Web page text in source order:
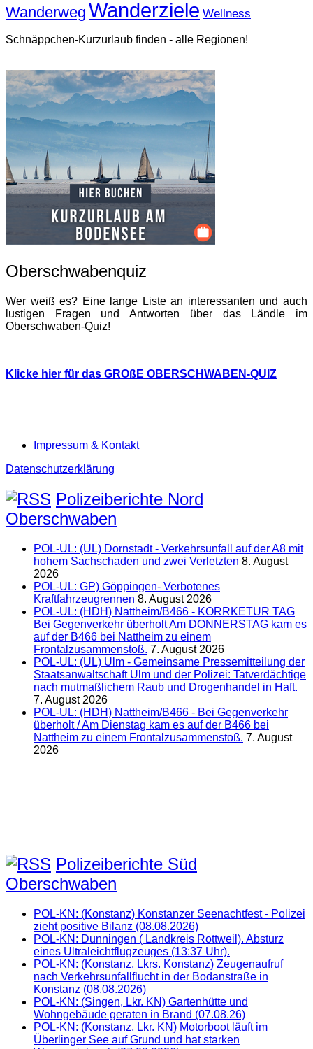
Wanderweg Wanderziele Wellness
Schnäppchen-Kurzurlaub finden - alle Regionen!
Oberschwabenquiz
Wer weiß es? Eine lange Liste an interessanten und auch
lustigen Fragen und Antworten über das Ländle im
Oberschwaben-Quiz!
Klicke hier für das GROßE OBERSCHWABEN-QUIZ
Impressum & Kontakt
Datenschutzerklärung
Polizeiberichte Nord
Oberschwaben
POL-UL: (UL) Dornstadt - Verkehrsunfall auf der A8 mit
hohem Sachschaden und zwei Verletzten 8. August
2026
POL-UL: GP) Göppingen- Verbotenes
Kraftfahrzeugrennen 8. August 2026
POL-UL: (HDH) Nattheim/B466 - KORRKETUR TAG
Bei Gegenverkehr überholt Am DONNERSTAG kam es
auf der B466 bei Nattheim zu einem
Frontalzusammenstoß. 7. August 2026
POL-UL: (UL) Ulm - Gemeinsame Pressemitteilung der
Staatsanwaltschaft Ulm und der Polizei: Tatverdächtige
nach mutmaßlichem Raub und Drogenhandel in Haft.
7. August 2026
POL-UL: (HDH) Nattheim/B466 - Bei Gegenverkehr
überholt / Am Dienstag kam es auf der B466 bei
Nattheim zu einem Frontalzusammenstoß. 7. August
2026
Polizeiberichte Süd
Oberschwaben
POL-KN: (Konstanz) Konstanzer Seenachtfest - Polizei
zieht positive Bilanz (08.08.2026)
POL-KN: Dunningen ( Landkreis Rottweil). Absturz
eines Ultraleichtflugzeuges (13:37 Uhr).
POL-KN: (Konstanz, Lkrs. Konstanz) Zeugenaufruf
nach Verkehrsunfallflucht in der Bodanstraße in
Konstanz (08.08.2026)
POL-KN: (Singen, Lkr. KN) Gartenhütte und
Wohngebäude geraten in Brand (07.08.26)
POL-KN: (Konstanz, Lkr. KN) Motorboot läuft im
Überlinger See auf Grund und hat starken